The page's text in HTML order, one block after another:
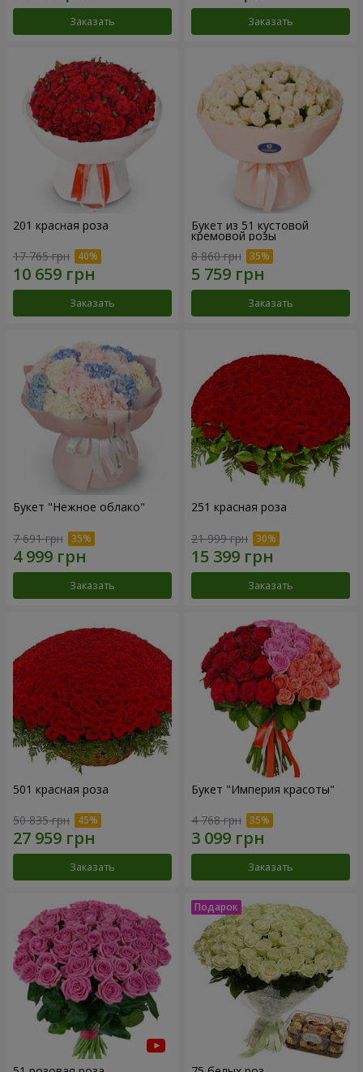
Заказать Заказать
201 красная роза
17 765 грн
Заказать
Букет из 51 кустовой
кремовой розы
8 860 грн
Заказать
Букет "Нежное облако"
7 691 грн
Заказать
251 красная роза
21 999 грн
Заказать
501 красная роза
50 835 грн
Заказать
Букет "Империя красоты"
4 768 грн
Заказать